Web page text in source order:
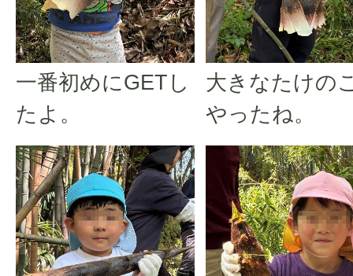
一番初めにGETし
たよ。
大きなたけの
やったね。